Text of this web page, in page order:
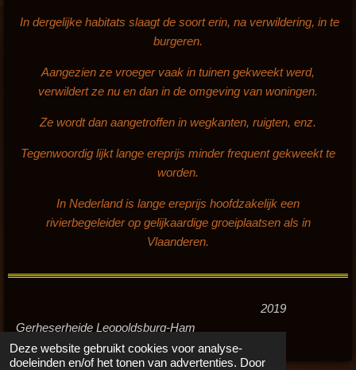
Deze website gebruikt cookies voor analyse-
doeleinden en/of het tonen van advertenties. Door
In dergelijke habitats slaagt de soort erin, na verwildering, in te
burgeren.
Aangezien ze vroeger vaak in tuinen gekweekt werd,
verwildert ze nu en dan in de omgeving van woningen.
Ze wordt dan aangetroffen in wegkanten, ruigten, enz.
Tegenwoordig lijkt lange ereprijs minder frequent gekweekt te
worden.
In Nederland is lange ereprijs hoofdzakelijk een
rivierbegeleider op gelijkaardige groeiplaatsen als in
Vlaanderen.
2019
Gerheserheide Leopoldsburg-Ham